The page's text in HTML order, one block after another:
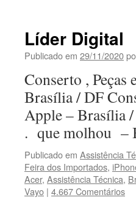
Líder Digital
Publicado em 29/11/2020
Conserto ,
Brasília / DF
Apple – Brasília
. que molhou –
Publicado em Assistência
Feira dos Importados,
Acer, Assistência Técnica,
Vayo | 4.667 Comentários